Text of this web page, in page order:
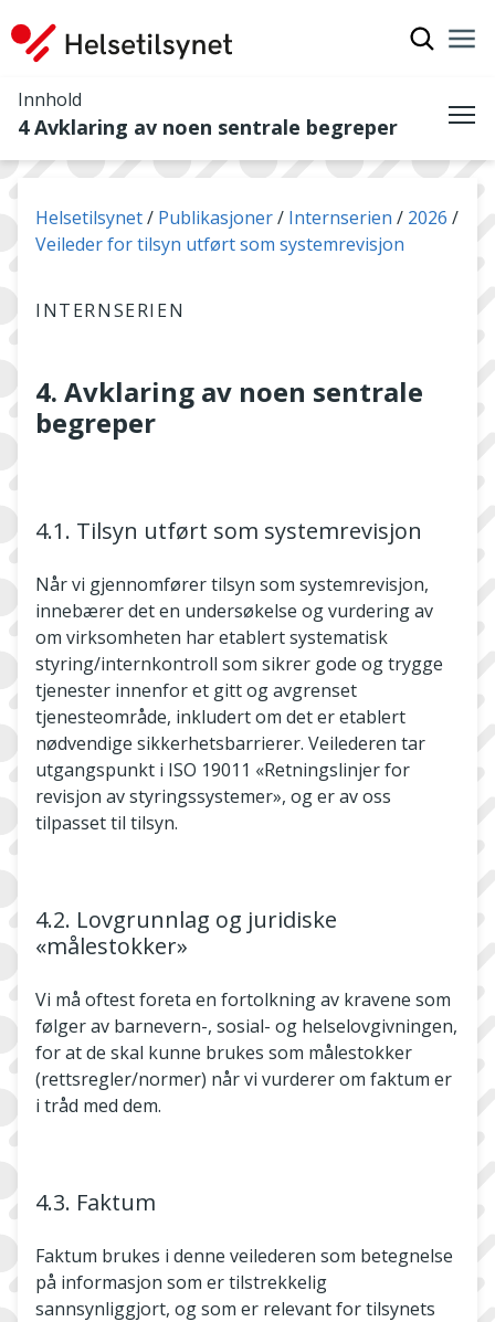
Innhold
4 Avklaring av noen sentrale begreper
Du er her:
Helsetilsynet Publikasjoner Internserien
2026
Veileder for tilsyn utført som systemrevisjon
INTERNSERIEN
4. Avklaring av noen sentrale
begreper
4.1. Tilsyn utført som systemrevisjon
Når vi gjennomfører tilsyn som systemrevisjon,
innebærer det en undersøkelse og vurdering av
om virksomheten har etablert systematisk
styring/internkontroll som sikrer gode og trygge
tjenester innenfor et gitt og avgrenset
tjenesteområde, inkludert om det er etablert
nødvendige sikkerhetsbarrierer. Veilederen tar
utgangspunkt i ISO 19011 «Retningslinjer for
revisjon av styringssystemer», og er av oss
tilpasset til tilsyn.
4.2. Lovgrunnlag og juridiske
«målestokker»
Vi må oftest foreta en fortolkning av kravene som
følger av barnevern-, sosial- og helselovgivningen,
for at de skal kunne brukes som målestokker
(rettsregler/normer) når vi vurderer om faktum er
i tråd med dem.
4.3. Faktum
Faktum brukes i denne veilederen som betegnelse
på informasjon som er tilstrekkelig
sannsynliggjort, og som er relevant for tilsynets